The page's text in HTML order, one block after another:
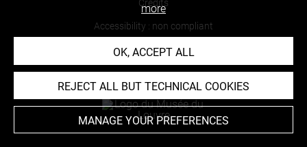
Credits
Accessibility : non compliant
more
OK, ACCEPT ALL
REJECT ALL BUT TECHNICAL COOKIES
MANAGE YOUR PREFERENCES